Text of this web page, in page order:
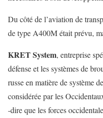
Du côté de l’aviation de
de type A400M était prévu,
KRET System, entreprise
défense et les systèmes de
russe en matière de système
considérée par les
-dire que les forces